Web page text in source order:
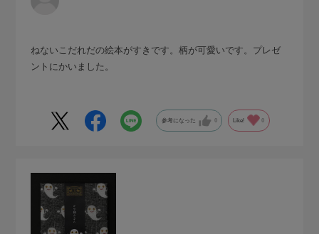
ねないこだれだの絵本がすきです。柄が可愛いです。プレゼ
ントにかいました。
参考になった 0 Like! 0